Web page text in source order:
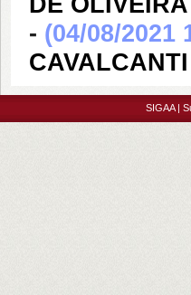
- (04/08/2021
CAVALCANTI
SIGAA |